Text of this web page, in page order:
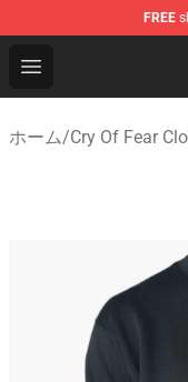
FREE
Open menu
Cry Of Fear
ホーム/Cry Of Fear